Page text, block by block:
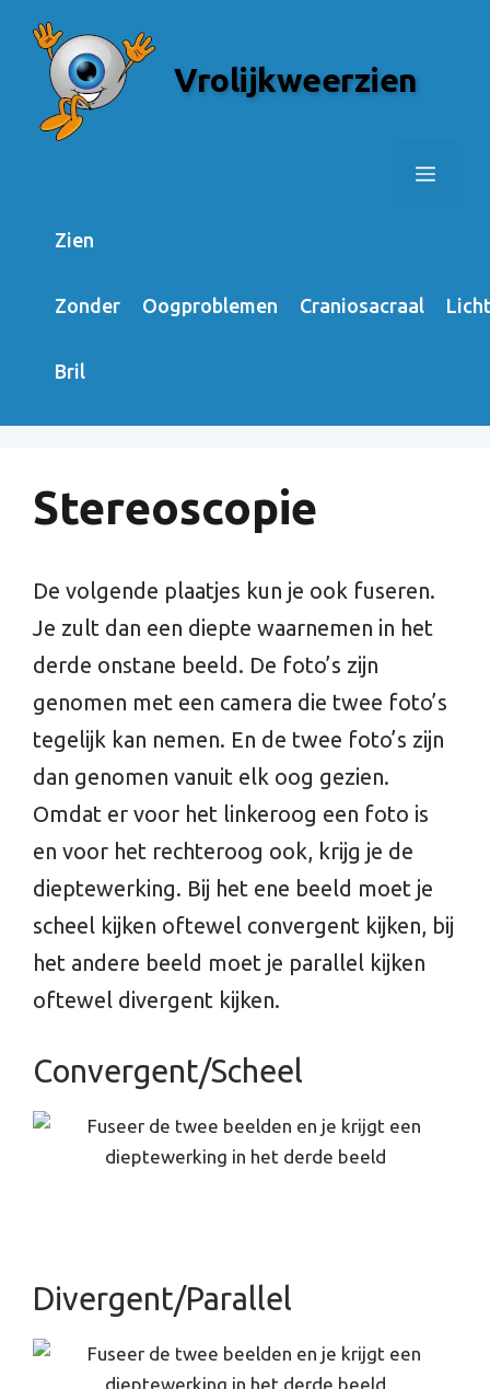
content
Vrolijkweerzien
Menu
Zien
Zonder
Bril
Oogproblemen Craniosacraal Licht
Stereoscopie
De volgende plaatjes kun je ook fuseren.
Je zult dan een diepte waarnemen in het
derde onstane beeld. De foto’s zijn
genomen met een camera die twee foto’s
tegelijk kan nemen. En de twee foto’s zijn
dan genomen vanuit elk oog gezien.
Omdat er voor het linkeroog een foto is
en voor het rechteroog ook, krijg je de
dieptewerking. Bij het ene beeld moet je
scheel kijken oftewel convergent kijken, bij
het andere beeld moet je parallel kijken
oftewel divergent kijken.
Convergent/Scheel
Divergent/Parallel